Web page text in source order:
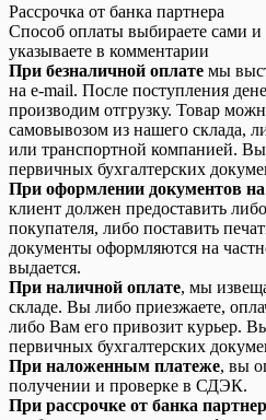
Рассрочка от банка партнера
Способ оплаты выбираете сами и
указываете в комментарии
При безналичной оплате мы
на e-mail. После поступления
производим отгрузку. Товар
самовывозом из нашего склада,
или транспортной компанией.
первичных бухгалтерских
При оформлении документов
клиент должен предоставить
покупателя, либо поставить
документы оформляются на
выдается.
При наличной оплате, мы
складе. Вы либо приезжаете,
либо Вам его привозит курьер.
первичных бухгалтерских
При наложенным платеже, вы
получении и проверке в СДЭК.
При рассрочке от банка